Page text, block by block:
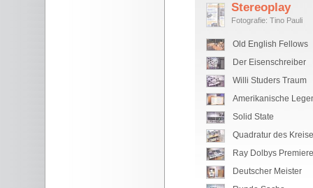
Stereoplay
Fotografie: Tino Pauli
Old English Fellows
Der Eisenschreiber
Willi Studers Traum
Amerikanische
Solid State
Quadratur des
Ray Dolbys
Deutscher Meister